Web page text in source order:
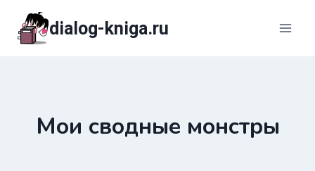
содержимому
dialog-kniga.ru
Мои сводные монстры